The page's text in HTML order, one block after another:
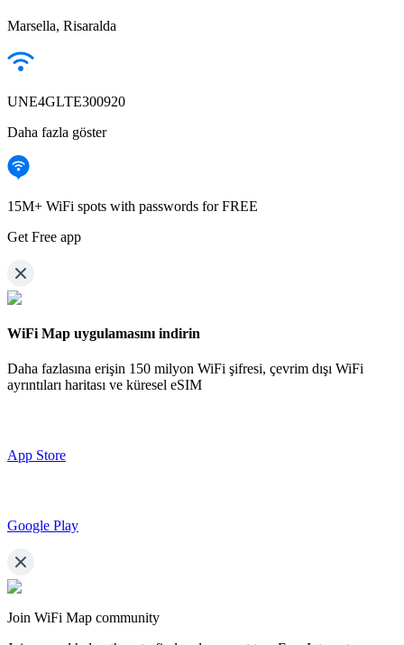
Marsella, Risaralda
UNE4GLTE300920
Daha fazla göster
15M+ WiFi spots with passwords for FREE
Get Free app
WiFi Map uygulamasını indirin
Daha fazlasına erişin 150 milyon WiFi şifresi, çevrim dışı WiFi
ayrıntıları haritası ve küresel eSIM
App Store
Google Play
Join WiFi Map community